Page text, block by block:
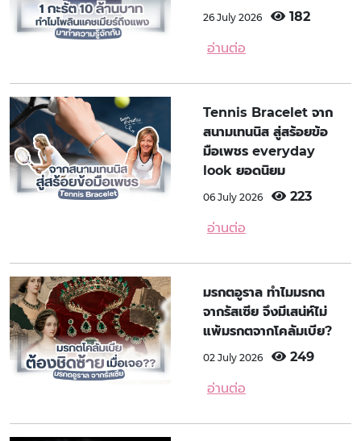
26 July 2026 182
อ่านต่อ
Tennis Bracelet จาก
สนามเทนนิส สู่สร้อยข้อ
มือเพชร everyday
look ยอดนิยม
06 July 2026 223
อ่านต่อ
มรกตอูราล ทำไมมรกต
จากรัสเซีย จึงมีเสน่ห์ไม่
แพ้มรกตจากโคลัมเบีย?
02 July 2026 249
อ่านต่อ